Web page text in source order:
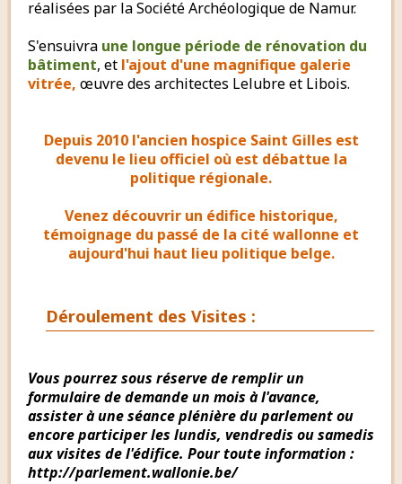
réalisées par la Société Archéologique de Namur.
S'ensuivra une longue période de rénovation du
bâtiment, et l'ajout d'une magnifique galerie
vitrée, œuvre des architectes Lelubre et Libois.
Depuis 2010 l'ancien hospice Saint Gilles est
devenu le lieu officiel où est débattue la
politique régionale.
Venez découvrir un édifice historique,
témoignage du passé de la cité wallonne et
aujourd'hui haut lieu politique belge.
Déroulement des Visites :
Vous pourrez sous réserve de remplir un
formulaire de demande un mois à l'avance,
assister à une séance plénière du parlement ou
encore participer les lundis, vendredis ou samedis
aux visites de l'édifice. Pour toute information :
http://parlement.wallonie.be/